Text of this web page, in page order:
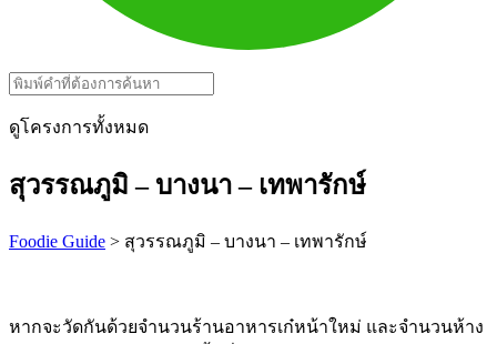
ดูโครงการทั้งหมด
สุวรรณภูมิ – บางนา – เทพารักษ์
Foodie Guide > สุวรรณภูมิ – บางนา – เทพารักษ์
หากจะวัดกันด้วยจำนวนร้านอาหารเก๋หน้าใหม่ และจำนวนห้าง